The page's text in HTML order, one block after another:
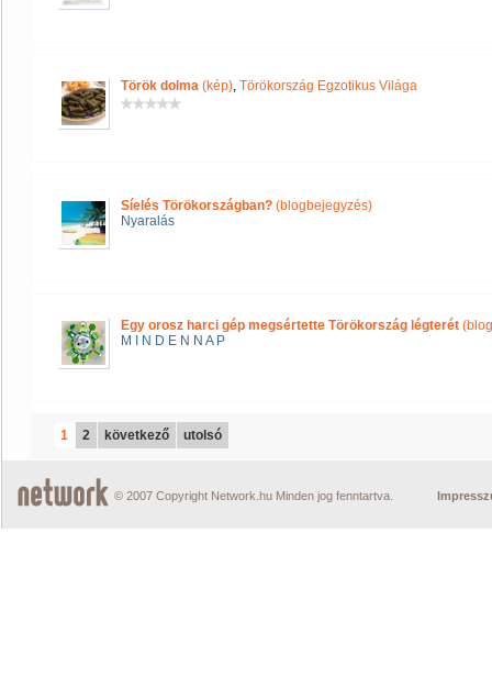
Török dolma (kép), Törökország Egzotikus Világa
Síelés Törökországban? (blogbejegyzés)
Nyaralás
Egy orosz harci gép megsértette Törökország légterét
M I N D E N N A P
1 2 következő utolsó
© 2007 Copyright Network.hu Minden jog fenntartva.